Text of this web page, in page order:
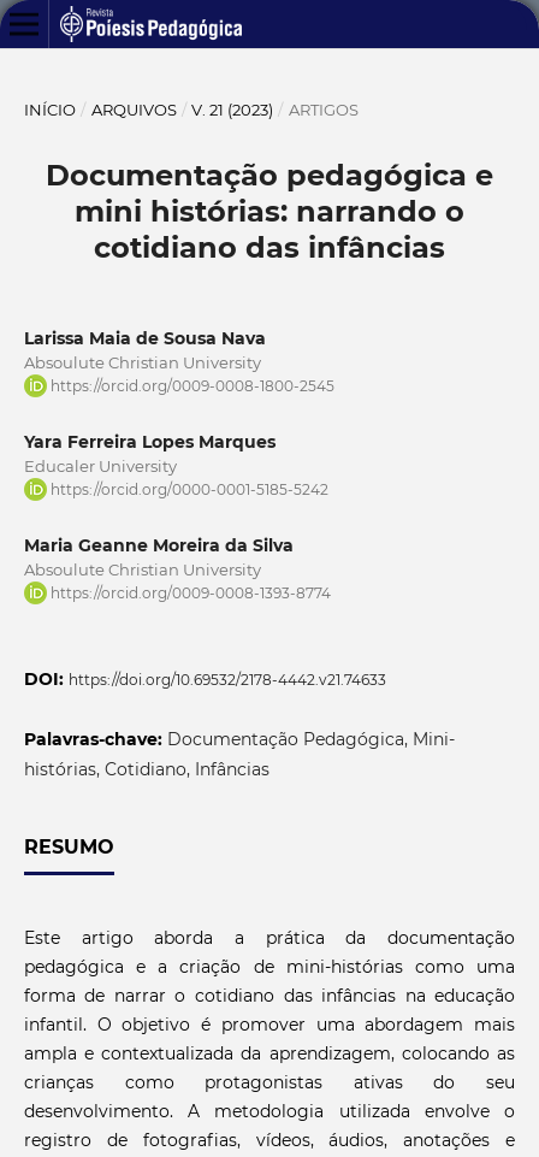
INÍCIO / ARQUIVOS / V. 21 (2023) / ARTIGOS
Documentação pedagógica e
mini histórias: narrando o
cotidiano das infâncias
Larissa Maia de Sousa Nava
Absoulute Christian University
https://orcid.org/0009-0008-1800-2545
Yara Ferreira Lopes Marques
Educaler University
https://orcid.org/0000-0001-5185-5242
Maria Geanne Moreira da Silva
Absoulute Christian University
https://orcid.org/0009-0008-1393-8774
DOI: https://doi.org/10.69532/2178-4442.v21.74633
Palavras-chave: Documentação Pedagógica, Mini-
histórias, Cotidiano, Infâncias
RESUMO
Este artigo aborda a prática da documentação
pedagógica e a criação de mini-histórias como uma
forma de narrar o cotidiano das infâncias na educação
infantil. O objetivo é promover uma abordagem mais
ampla e contextualizada da aprendizagem, colocando as
crianças como protagonistas ativas do seu
desenvolvimento. A metodologia utilizada envolve o
registro de fotografias, vídeos, áudios, anotações e